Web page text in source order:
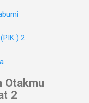
) 2
Otakmu
2